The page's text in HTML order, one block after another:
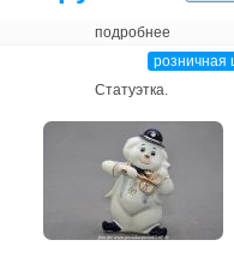
подробнее
розничная
Статуэтка.